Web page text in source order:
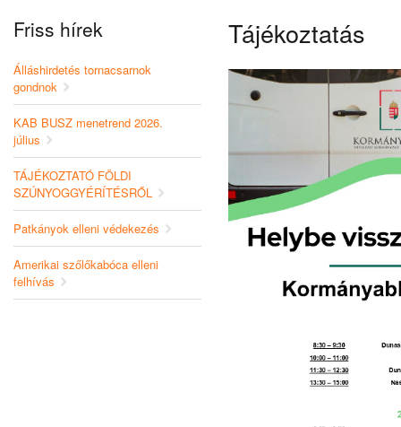
Friss hírek
Álláshirdetés tornacsarnok
gondnok
KAB BUSZ menetrend 2026.
július
TÁJÉKOZTATÓ FÖLDI
SZÚNYOGGYÉRÍTÉSRŐL
Patkányok elleni védekezés
Amerikai szőlőkabóca elleni
felhívás
Tájékoztatás